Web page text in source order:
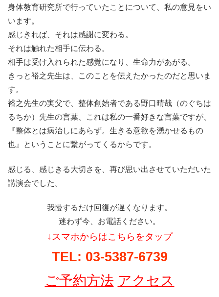
身体教育研究所で行っていたことについて、私の意見をい
います。
感じきれば、それは感謝に変わる。
それは触れた相手に伝わる。
相手は受け入れられた感覚になり、生命力があがる。
きっと裕之先生は、このことを伝えたかったのだと思いま
す。
裕之先生の実父で、整体創始者である野口晴哉（のぐちは
るちか）先生の言葉、これは私の一番好きな言葉ですが、
『整体とは病治しにあらず。生きる意欲を湧かせるもの
也』ということに繋がってくるからです。
感じる、感じきる大切さを、再び思い出させていただいた
講演会でした。
我慢するだけ回復が遅くなります。
迷わず今、お電話ください。
↓スマホからはこちらをタップ
TEL: 03-5387-6739
ご予約方法 アクセス